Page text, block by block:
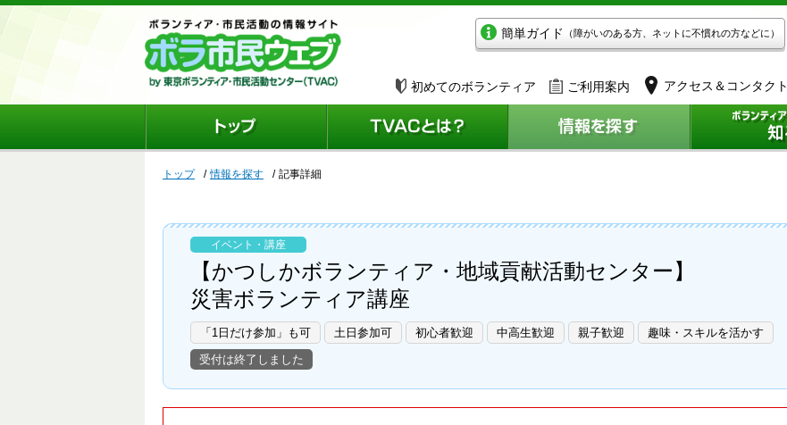
簡単ガイド （障がいのある方、ネットに不慣れの方などに）
初めてのボランティア ご利用案内 アクセス＆コンタクト
トップ 情報を探す 記事詳細
イベント・講座
【かつしかボランティア・地域貢献活動センター】
災害ボランティア講座
「1日だけ参加」も可 土日参加可 初心者歓迎 中高生歓迎 親子歓迎
趣味・スキルを活かす
受付は終了しました